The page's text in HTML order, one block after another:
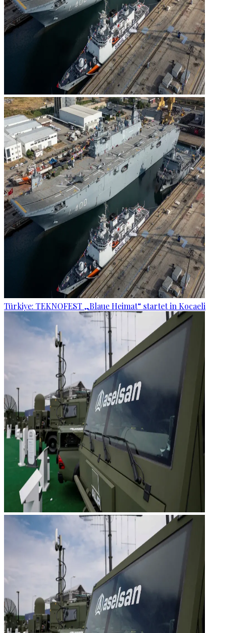
Türkiye: TEKNOFEST „Blaue Heimat“ startet in Kocaeli